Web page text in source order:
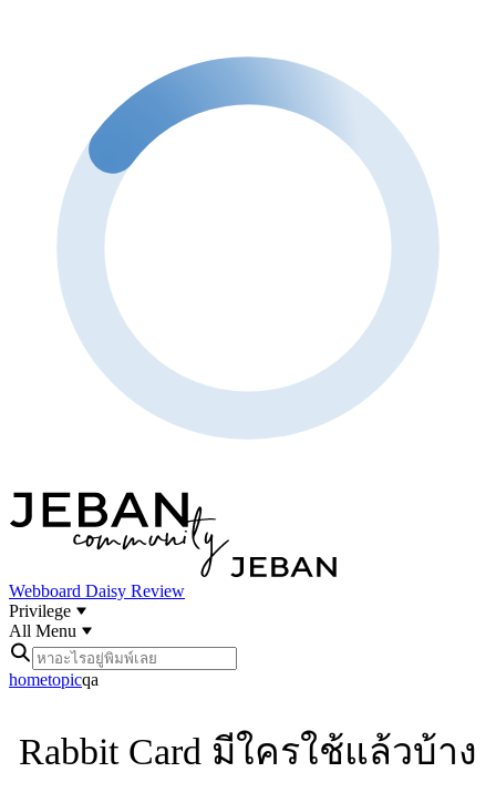
Webboard Daisy Review
Privilege
All Menu
hometopicqa
Rabbit Card มีใครใช้แล้วบ้าง